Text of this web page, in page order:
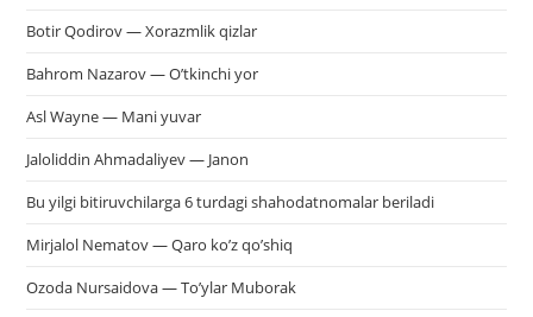
Botir Qodirov — Xorazmlik qizlar
Bahrom Nazarov — O’tkinchi yor
Asl Wayne — Mani yuvar
Jaloliddin Ahmadaliyev — Janon
Bu yilgi bitiruvchilarga 6 turdagi shahodatnomalar beriladi
Mirjalol Nematov — Qaro ko’z qo’shiq
Ozoda Nursaidova — To’ylar Muborak